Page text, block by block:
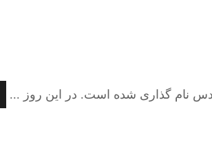
نام گذاری شده است. در این روز ...